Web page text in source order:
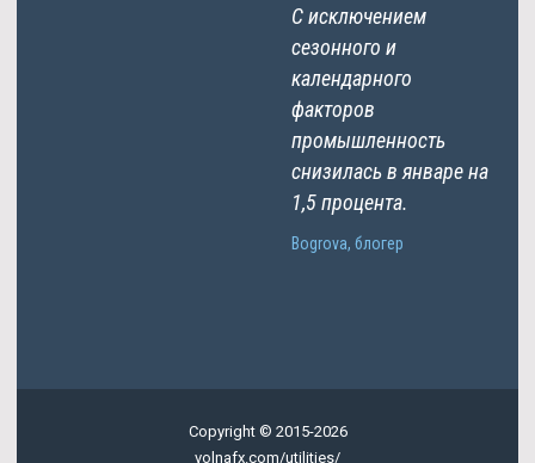
С исключением
сезонного и
календарного
факторов
промышленность
снизилась в январе на
1,5 процента.
Bogrova, блогер
Copyright © 2015-2026
volnafx.com/utilities/